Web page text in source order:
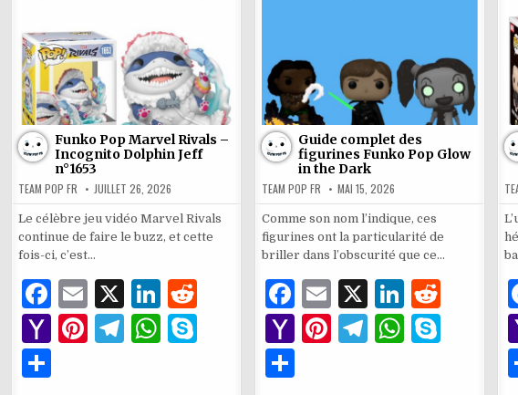
Funko Pop Marvel Rivals –
Incognito Dolphin Jeff
n°1653
TEAM POP FR JUILLET 26, 2026
Le célèbre jeu vidéo Marvel Rivals
continue de faire le buzz, et cette
fois-ci, c’est…
F
a
c
E
m
ai
X
Li
n
k
Y
Pi T
W
Guide complet des
figurines Funko Pop Glow
in the Dark
TEAM POP FR MAI 15, 2026
Comme son nom l’indique, ces
figurines ont la particularité de
briller dans l’obscurité que ce…
F
a
c
e
E
m
ai
X Li
n
k
R
e
d
Y
a
h
Pi T WS
P